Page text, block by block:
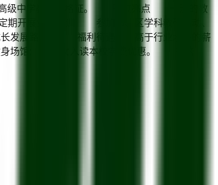
高级中学教师资格证。 职位亮点 一流的教
期开展业务培训; 参加市、区学科教研活动、
成长发展路径。 福利待遇 高于行业水平的薪
身场馆; 子女入读本校学费优惠。 在这